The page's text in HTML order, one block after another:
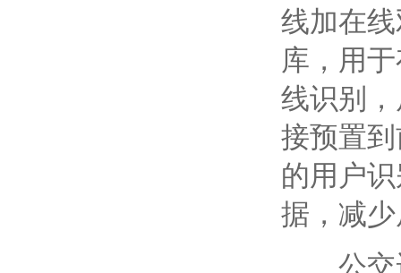
线加在
库，用
线识别
接预置
的用户
据，减
公交运